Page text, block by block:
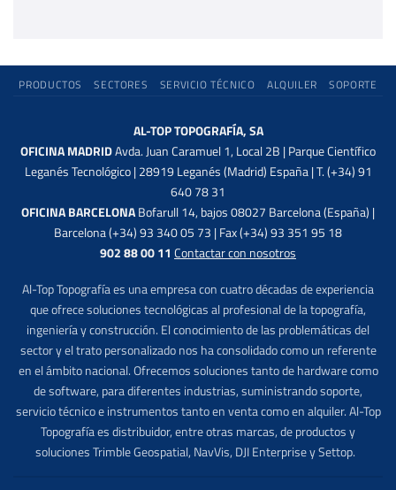
PRODUCTOS SECTORES SERVICIO TÉCNICO ALQUILER SOPORTE
AL-TOP TOPOGRAFÍA, SA
OFICINA MADRIDAvda. Juan Caramuel 1, Local 2B | Parque Científico
Leganés Tecnológico | 28919 Leganés (Madrid) España | T. (+34) 91
640 78 31
OFICINA BARCELONABofarull 14, bajos 08027 Barcelona (España) |
Barcelona (+34) 93 340 05 73 | Fax (+34) 93 351 95 18
902 88 00 11 Contactar con nosotros
Al-Top Topografía es una empresa con cuatro décadas de experiencia
que ofrece soluciones tecnológicas al profesional de la topografía,
ingeniería y construcción. El conocimiento de las problemáticas del
sector y el trato personalizado nos ha consolidado como un referente
en el ámbito nacional. Ofrecemos soluciones tanto de hardware como
de software, para diferentes industrias, suministrando soporte,
servicio técnico e instrumentos tanto en venta como en alquiler. Al-Top
Topografía es distribuidor, entre otras marcas, de productos y
soluciones Trimble Geospatial, NavVis, DJI Enterprise y Settop.